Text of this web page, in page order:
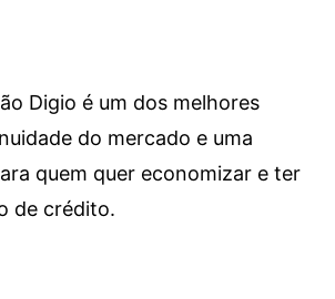
Digio é um dos melhores
do mercado e uma
quem quer economizar e ter
de crédito.